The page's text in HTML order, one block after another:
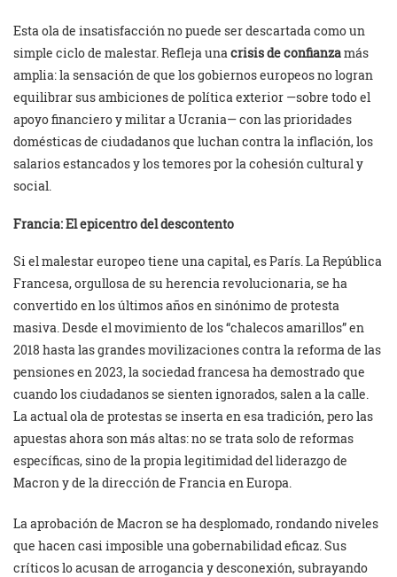
Esta ola de insatisfacción no puede ser descartada como un
simple ciclo de malestar. Refleja unacrisis de confianzamás
amplia: la sensación de que los gobiernos europeos no logran
equilibrar sus ambiciones de política exterior —sobre todo el
apoyo financiero y militar a Ucrania— con las prioridades
domésticas de ciudadanos que luchan contra la inflación, los
salarios estancados y los temores por la cohesión cultural y
social.
Francia: El epicentro del descontento
Si el malestar europeo tiene una capital, es París. La República
Francesa, orgullosa de su herencia revolucionaria, se ha
convertido en los últimos años en sinónimo de protesta
masiva. Desde el movimiento de los “chalecos amarillos” en
2018 hasta las grandes movilizaciones contra la reforma de las
pensiones en 2023, la sociedad francesa ha demostrado que
cuando los ciudadanos se sienten ignorados, salen a la calle.
La actual ola de protestas se inserta en esa tradición, pero las
apuestas ahora son más altas: no se trata solo de reformas
específicas, sino de la propia legitimidad del liderazgo de
Macron y de la dirección de Francia en Europa.
La aprobación de Macron se ha desplomado, rondando niveles
que hacen casi imposible una gobernabilidad eficaz. Sus
críticos lo acusan de arrogancia y desconexión, subrayando